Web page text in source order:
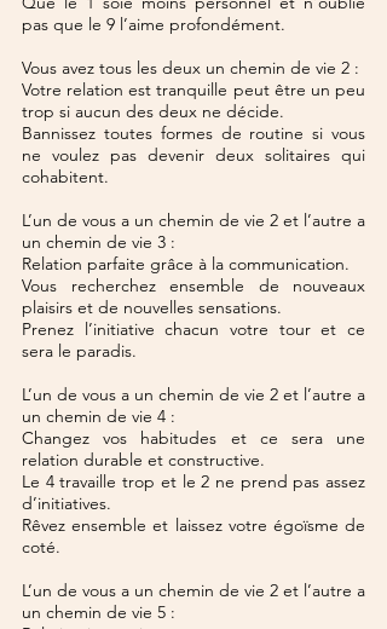
pas que le 9 l’aime profondément.
Vous avez tous les deux un chemin de vie 2 :
Votre relation est tranquille peut être un peu
trop si aucun des deux ne décide.
Bannissez toutes formes de routine si vous
ne voulez pas devenir deux solitaires qui
cohabitent.
L’un de vous a un chemin de vie 2 et l’autre a
un chemin de vie 3 :
Relation parfaite grâce à la communication.
Vous recherchez ensemble de nouveaux
plaisirs et de nouvelles sensations.
Prenez l’initiative chacun votre tour et ce
sera le paradis.
L’un de vous a un chemin de vie 2 et l’autre a
un chemin de vie 4 :
Changez vos habitudes et ce sera une
relation durable et constructive.
Le 4 travaille trop et le 2 ne prend pas assez
d’initiatives.
Rêvez ensemble et laissez votre égoïsme de
coté.
L’un de vous a un chemin de vie 2 et l’autre a
un chemin de vie 5 :